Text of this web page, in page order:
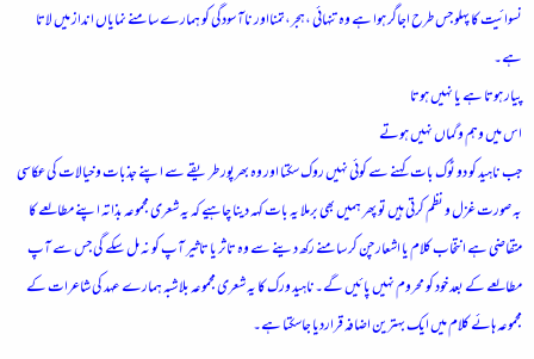
نسوائیت کا پہلو جس طرح اجاگر ہوا ہے وہ تنہائی ،ہجر،تمنااور ناآسودگی کو ہمارے سامنے نمایاں انداز میں لاتا
ہے۔
پیار ہوتا ہے یا نہیں ہوتا
اس میں وہم و گماں نہیں ہوتے
جب ناہید کو دو ٹوک بات کہنے سے کوئی نہیں روک سکتا اور وہ بھرپور طریقے سے اپنے جذبات و خیالات کی عکاسی
بہ صورت غزل و نظم کرتی ہیں تو پھر ہمیں بھی برملا یہ بات کہہ دینا چاہیے کہ یہ شعری مجموعہ بذاتہ اپنے مطالعے کا
متقاضی ہے انتخاب کلام یا اشعار چن کر سامنے رکھ دینے سے وہ تاثر یا تاثیر آپ کو نہ مل سکے گی جس سے آپ
مطالعے کے بعد خود کو محروم نہیں پائیں گے۔ناہید ورک کا یہ شعری مجموعہ بلاشبہ ہمارے عہد کی شاعرات کے
مجموعہ ہائے کلام میں ایک بہترین اضافہ قراردیا جاسکتا ہے۔